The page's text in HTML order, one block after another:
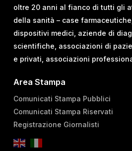
oltre 20 anni al fianco di tutti gli
della sanità – case
dispositivi medici, aziende di
scientifiche, associazioni di
e privati, associazioni
Area Stampa
Comunicati Stampa Pubblici
Comunicati Stampa Riservati
Registrazione Giornalisti